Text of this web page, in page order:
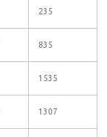
235
835
1535
1307